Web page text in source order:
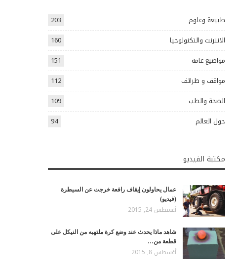
طبيعة وعلوم
203
الانترنت والتكنولوجيا
160
مواضيع عامة
151
مواقف و طرائف
112
الصحة والطب
109
حول العالم
94
مكتبة الفيديو
عمال يحاولون إيقاف رافعة خرجت عن السيطرة
(فيديو)
أغسطس 24, 2015
شاهد ماذا يحدث عند وضع كرة ملتهبه من النيكل على
قطعة من…
أغسطس 8, 2015